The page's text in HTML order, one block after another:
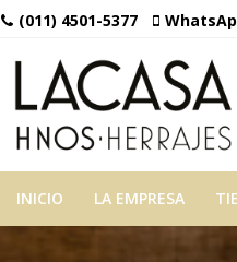
(011) 4501-5377
INICIO LA EMPRESA